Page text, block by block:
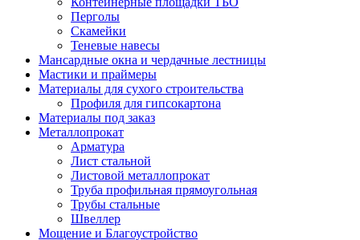
Перголы
Скамейки
Теневые навесы
Мансардные окна и чердачные лестницы
Мастики и праймеры
Материалы для сухого строительства
Профиля для гипсокартона
Материалы под заказ
Металлопрокат
Арматура
Лист стальной
Листовой металлопрокат
Труба профильная прямоугольная
Трубы стальные
Швеллер
Мощение и Благоустройство